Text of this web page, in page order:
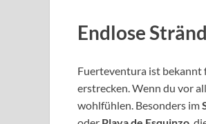
Endlose
Fuerteventura ist bekannt
erstrecken. Wenn du vor
wohlfühlen. Besonders im